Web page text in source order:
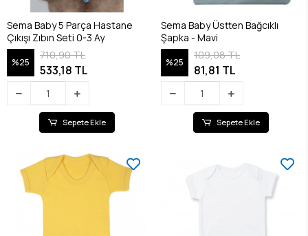
Sema Baby 5 Parça Hastane
Çıkışı Zıbın Seti 0-3 Ay
%25
710,90 TL
533,18 TL
Sepete Ekle
Sema Baby Üstten Bağcıklı
Şapka - Mavi
%25
109,08 TL
81,81 TL
Sepete Ekle